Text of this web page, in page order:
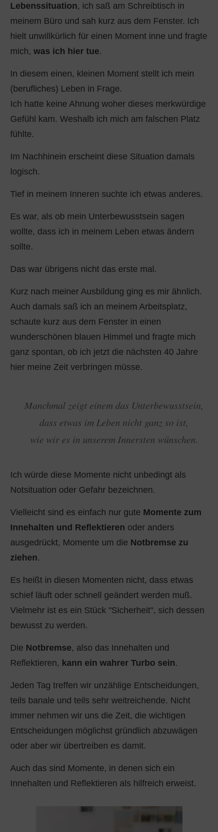
Lebenssituation, ich saß am Schreibtisch in
meinem Büro und sah kurz aus dem Fenster. Ich
hielt unwillkürlich für einen Moment inne und fragte
mich, was ich hier tue.
In diesem einen, kleinen Moment stellt ich mein
(berufliches) Leben in Frage.
Ich hatte keine Ahnung woher dieses merkwürdige
Gefühl kam. Weshalb ich mich am falschen Platz
fühlte.
Im Nachhinein erscheint diese Situation damals
logisch.
Tief in meinem Inneren suchte ich etwas anderes.
Es war, als ob mein Unterbewusstsein sagen
wollte, dass ich in meinem Leben etwas ändern
sollte.
Das war übrigens nicht das erste mal.
Kurz nach meiner Ausbildung ging es mir ähnlich.
Auch damals saß ich an meinem Arbeitsplatz,
schaute kurz aus dem Fenster in einen
wunderschönen blauen Himmel und fragte mich
ganz spontan, ob ich jetzt die nächsten 40 Jahre
hier meine Zeit verbringen müsse.
Manchmal zeigt einem das Unterbewusstsein,
dass etwas im Leben nicht ganz so ist,
wie wir es in unserem Innersten wünschen.
Ich würde diese Momente nicht unbedingt als
Notsituation oder Gefahr bezeichnen.
Vielleicht sind es einfach nur gute Momente zum
Innehalten und Reflektieren oder anders
ausgedrückt, Momente um die Notbremse zu
ziehen.
Es heißt in diesen Momenten nicht, dass etwas
schief läuft oder schnell geändert werden muß.
Vielmehr ist es ein Stück "Sicherheit", sich dessen
bewusst zu werden.
Die Notbremse, also das Innehalten und
Reflektieren, kann ein wahrer Turbo sein.
Jeden Tag treffen wir unzählige Entscheidungen,
teils banale und teils sehr weitreichende. Nicht
immer nehmen wir uns die Zeit, die wichtigen
Entscheidungen möglichst gründlich abzuwägen
oder aber wir übertreiben es damit.
Auch das sind Momente, in denen sich ein
Innehalten und Reflektieren als hilfreich erweist.